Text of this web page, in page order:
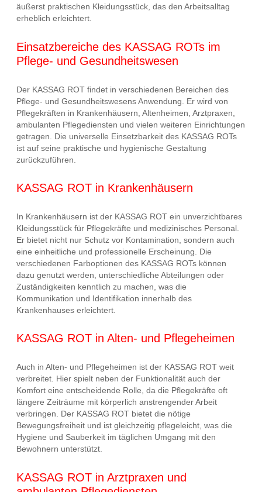
äußerst praktischen Kleidungsstück, das den Arbeitsalltag
erheblich erleichtert.
Einsatzbereiche des KASSAG ROTs im
Pflege- und Gesundheitswesen
Der KASSAG ROT findet in verschiedenen Bereichen des
Pflege- und Gesundheitswesens Anwendung. Er wird von
Pflegekräften in Krankenhäusern, Altenheimen, Arztpraxen,
ambulanten Pflegediensten und vielen weiteren Einrichtungen
getragen. Die universelle Einsetzbarkeit des KASSAG ROTs
ist auf seine praktische und hygienische Gestaltung
zurückzuführen.
KASSAG ROT in Krankenhäusern
In Krankenhäusern ist der KASSAG ROT ein unverzichtbares
Kleidungsstück für Pflegekräfte und medizinisches Personal.
Er bietet nicht nur Schutz vor Kontamination, sondern auch
eine einheitliche und professionelle Erscheinung. Die
verschiedenen Farboptionen des KASSAG ROTs können
dazu genutzt werden, unterschiedliche Abteilungen oder
Zuständigkeiten kenntlich zu machen, was die
Kommunikation und Identifikation innerhalb des
Krankenhauses erleichtert.
KASSAG ROT in Alten- und Pflegeheimen
Auch in Alten- und Pflegeheimen ist der KASSAG ROT weit
verbreitet. Hier spielt neben der Funktionalität auch der
Komfort eine entscheidende Rolle, da die Pflegekräfte oft
längere Zeiträume mit körperlich anstrengender Arbeit
verbringen. Der KASSAG ROT bietet die nötige
Bewegungsfreiheit und ist gleichzeitig pflegeleicht, was die
Hygiene und Sauberkeit im täglichen Umgang mit den
Bewohnern unterstützt.
KASSAG ROT in Arztpraxen und